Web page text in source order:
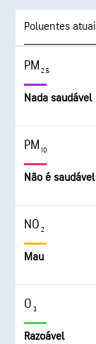
Poluentes
PM2.5
Nada saudável
PM10
Não é saudável
NO2
Mau
O3
Razoável